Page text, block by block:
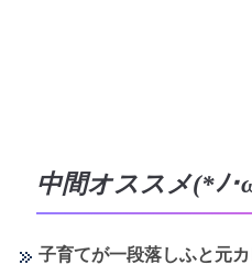
中間オススメ(*ﾉ
子育てが一段落しふと元